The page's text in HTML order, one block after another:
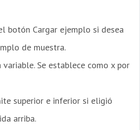
botón Cargar ejemplo si desea
de muestra.
variable. Se establece como x por
superior e inferior si eligió
arriba.